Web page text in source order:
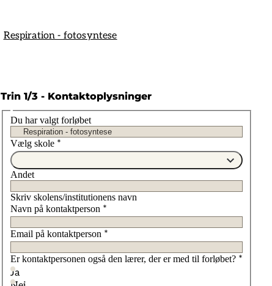
Respiration - fotosyntese
Trin 1/3 - Kontaktoplysninger
Du har valgt forløbet
Vælg skole *
Andet
Skriv skolens/institutionens navn
Navn på kontaktperson *
Email på kontaktperson *
Er kontaktpersonen også den lærer, der er med til forløbet? *
Ja